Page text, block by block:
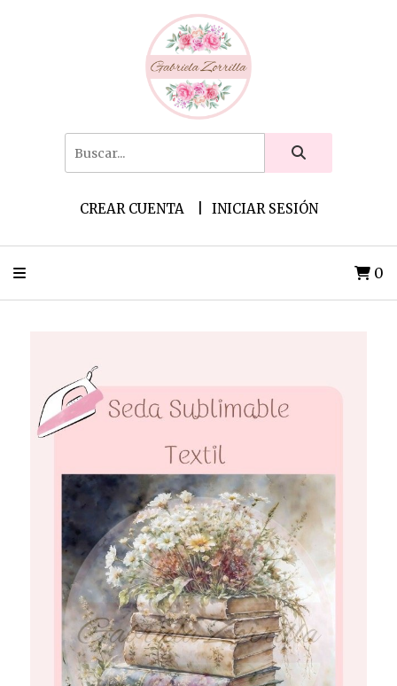
CREAR CUENTA INICIAR SESIÓN
0